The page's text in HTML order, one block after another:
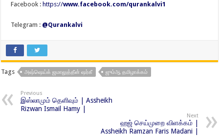
Facebook : https://www.facebook.com/qurankalvi1
Telegram : @Qurankalvi
Tags அஷ்ஷெய்க் ஜமாலுத்தீன் ஷர்கீ ஜும்ஆ தமிழாக்கம்
Previous
இஸ்லாமும் தெளிவும் | Assheikh
Rizwan Ismail Hamy |
Next
ஹஜ் செய்முறை விளக்கம் |
Assheikh Ramzan Faris Madani |